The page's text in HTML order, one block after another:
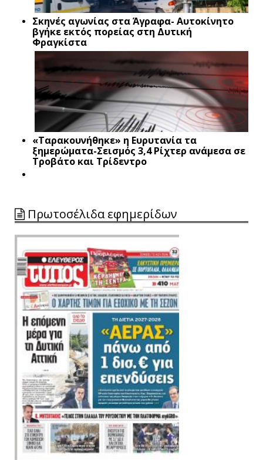
Σκηνές αγωνίας στα Άγραφα- Αυτοκίνητο
βγήκε εκτός πορείας στη Δυτική
Φραγκίστα
«Ταρακουνήθηκε» η Ευρυτανία τα
ξημερώματα-Σεισμός 3,4 Ρίχτερ ανάμεσα σε
Τροβάτο και Τρίδεντρο
Πρωτοσέλιδα εφημερίδων